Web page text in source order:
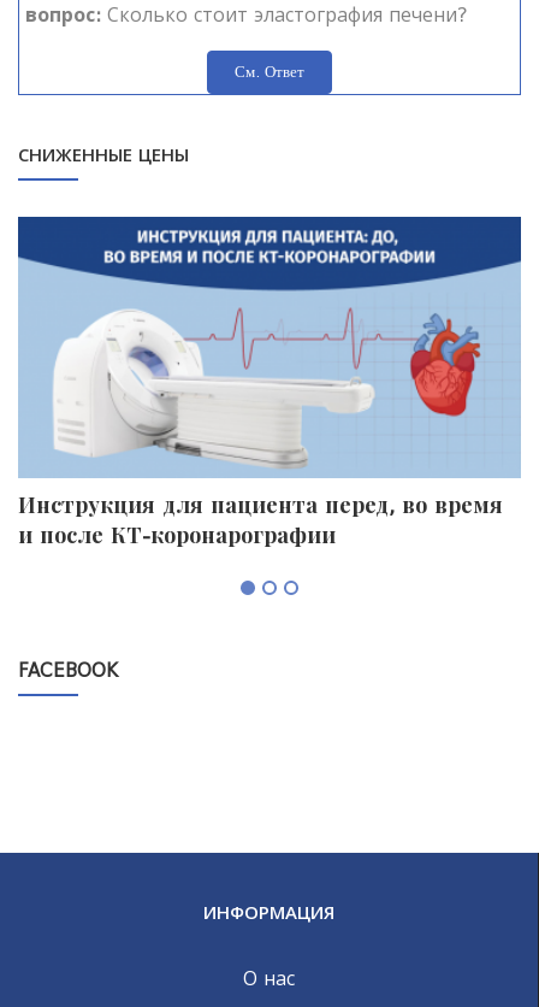
вопрос: Сколько стоит эластография печени?
См. Ответ
СНИЖЕННЫЕ ЦЕНЫ
Инструкция для пациента перед, во время
и после КТ-коронарографии
FACEBOOK
ИНФОРМАЦИЯ
О нас